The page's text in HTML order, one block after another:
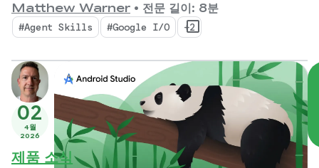
신 도구는 에이전트 시대에 맞게 설계되었으며,
Android 개발자의 생산성을 높이고 코드베이스에 배
포하는 AI 에이전트를 강화하는 기능을 제공합니다.
Matthew Warner • 전문 길이: 8분
#Agent Skills #Google I/O +2
02
4월
2026
제품 소식